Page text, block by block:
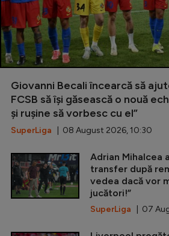
Giovanni Becali încearcă să
FCSB să își găsească o nouă
și rușine să vorbesc cu el”
SuperLiga | 08 August 2026, 10:30
Adrian Mihalcea
transfer după
vedea dacă vor
jucători!”
SuperLiga | 07